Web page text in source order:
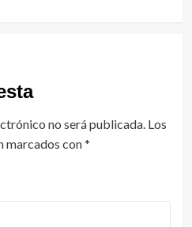
no será publicada. Los
marcados con*